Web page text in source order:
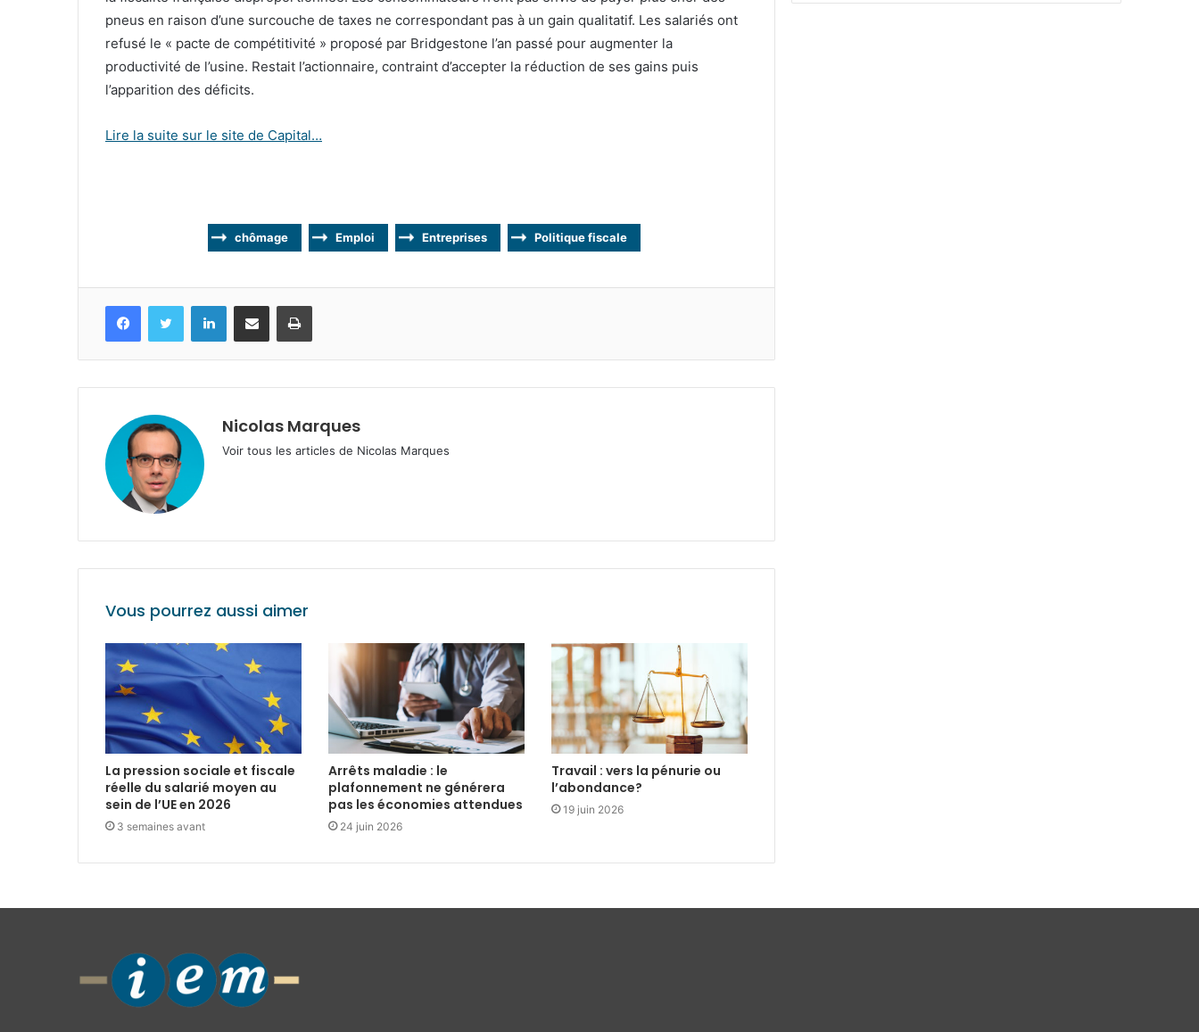
pneus en raison d’une surcouche de taxes ne correspondant pas à un gain qualitatif. Les salariés ont
refusé le « pacte de compétitivité » proposé par Bridgestone l’an passé pour augmenter la
productivité de l’usine. Restait l’actionnaire, contraint d’accepter la réduction de ses gains puis
l’apparition des déficits.
Lire la suite sur le site de Capital…
chômage Emploi Entreprises Politique fiscale
FacebookTwitter LinkedinPartagez par mail Imprimez
Nicolas Marques
Voir tous les articles de Nicolas Marques
Vous pourrez aussi aimer
La pression sociale et fiscale
réelle du salarié moyen au
sein de l’UE en 2026
3 semaines avant
Arrêts maladie : le
plafonnement ne générera
pas les économies attendues
24 juin 2026
Travail : vers la pénurie ou
l’abondance?
19 juin 2026